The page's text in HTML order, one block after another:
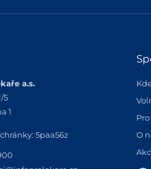
a.s.
5
1
5paa56z
O